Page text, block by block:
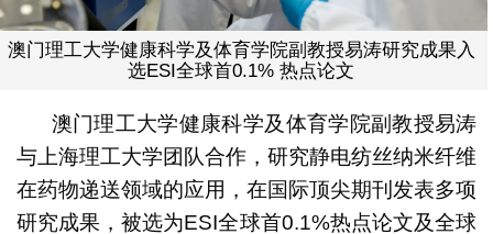
澳门理工大学健康科学及体育学院副教授易涛研究成果入
选ESI全球首0.1% 热点论文
澳门理工大学健康科学及体育学院副教授易涛
与上海理工大学团队合作，研究静电纺丝纳米纤维
在药物递送领域的应用，在国际顶尖期刊发表多项
研究成果，被选为ESI全球首0.1%热点论文及全球